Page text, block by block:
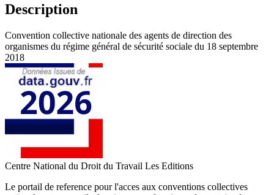
Description
Convention collective nationale des agents de direction des
organismes du régime général de sécurité sociale du 18 septembre
2018
Centre National du Droit du Travail Les Editions
Le portail de reference pour l'acces aux conventions collectives